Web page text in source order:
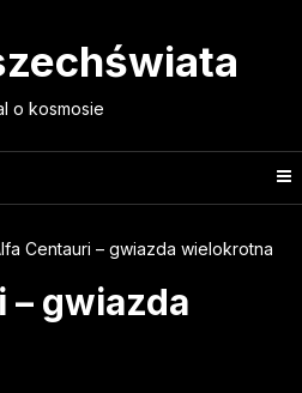
o kosmosie
Centauri – gwiazda wielokrotna
– gwiazda